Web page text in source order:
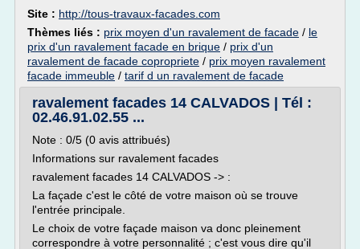
Site : http://tous-travaux-facades.com
Thèmes liés : prix moyen d'un ravalement de facade / le
prix d'un ravalement facade en brique / prix d'un
ravalement de facade copropriete / prix moyen ravalement
facade immeuble / tarif d un ravalement de facade
ravalement facades 14 CALVADOS | Tél :
02.46.91.02.55 ...
Note : 0/5 (0 avis attribués)
Informations sur ravalement facades
ravalement facades 14 CALVADOS -> :
La façade c'est le côté de votre maison où se trouve
l'entrée principale.
Le choix de votre façade maison va donc pleinement
correspondre à votre personnalité ; c'est vous dire qu'il